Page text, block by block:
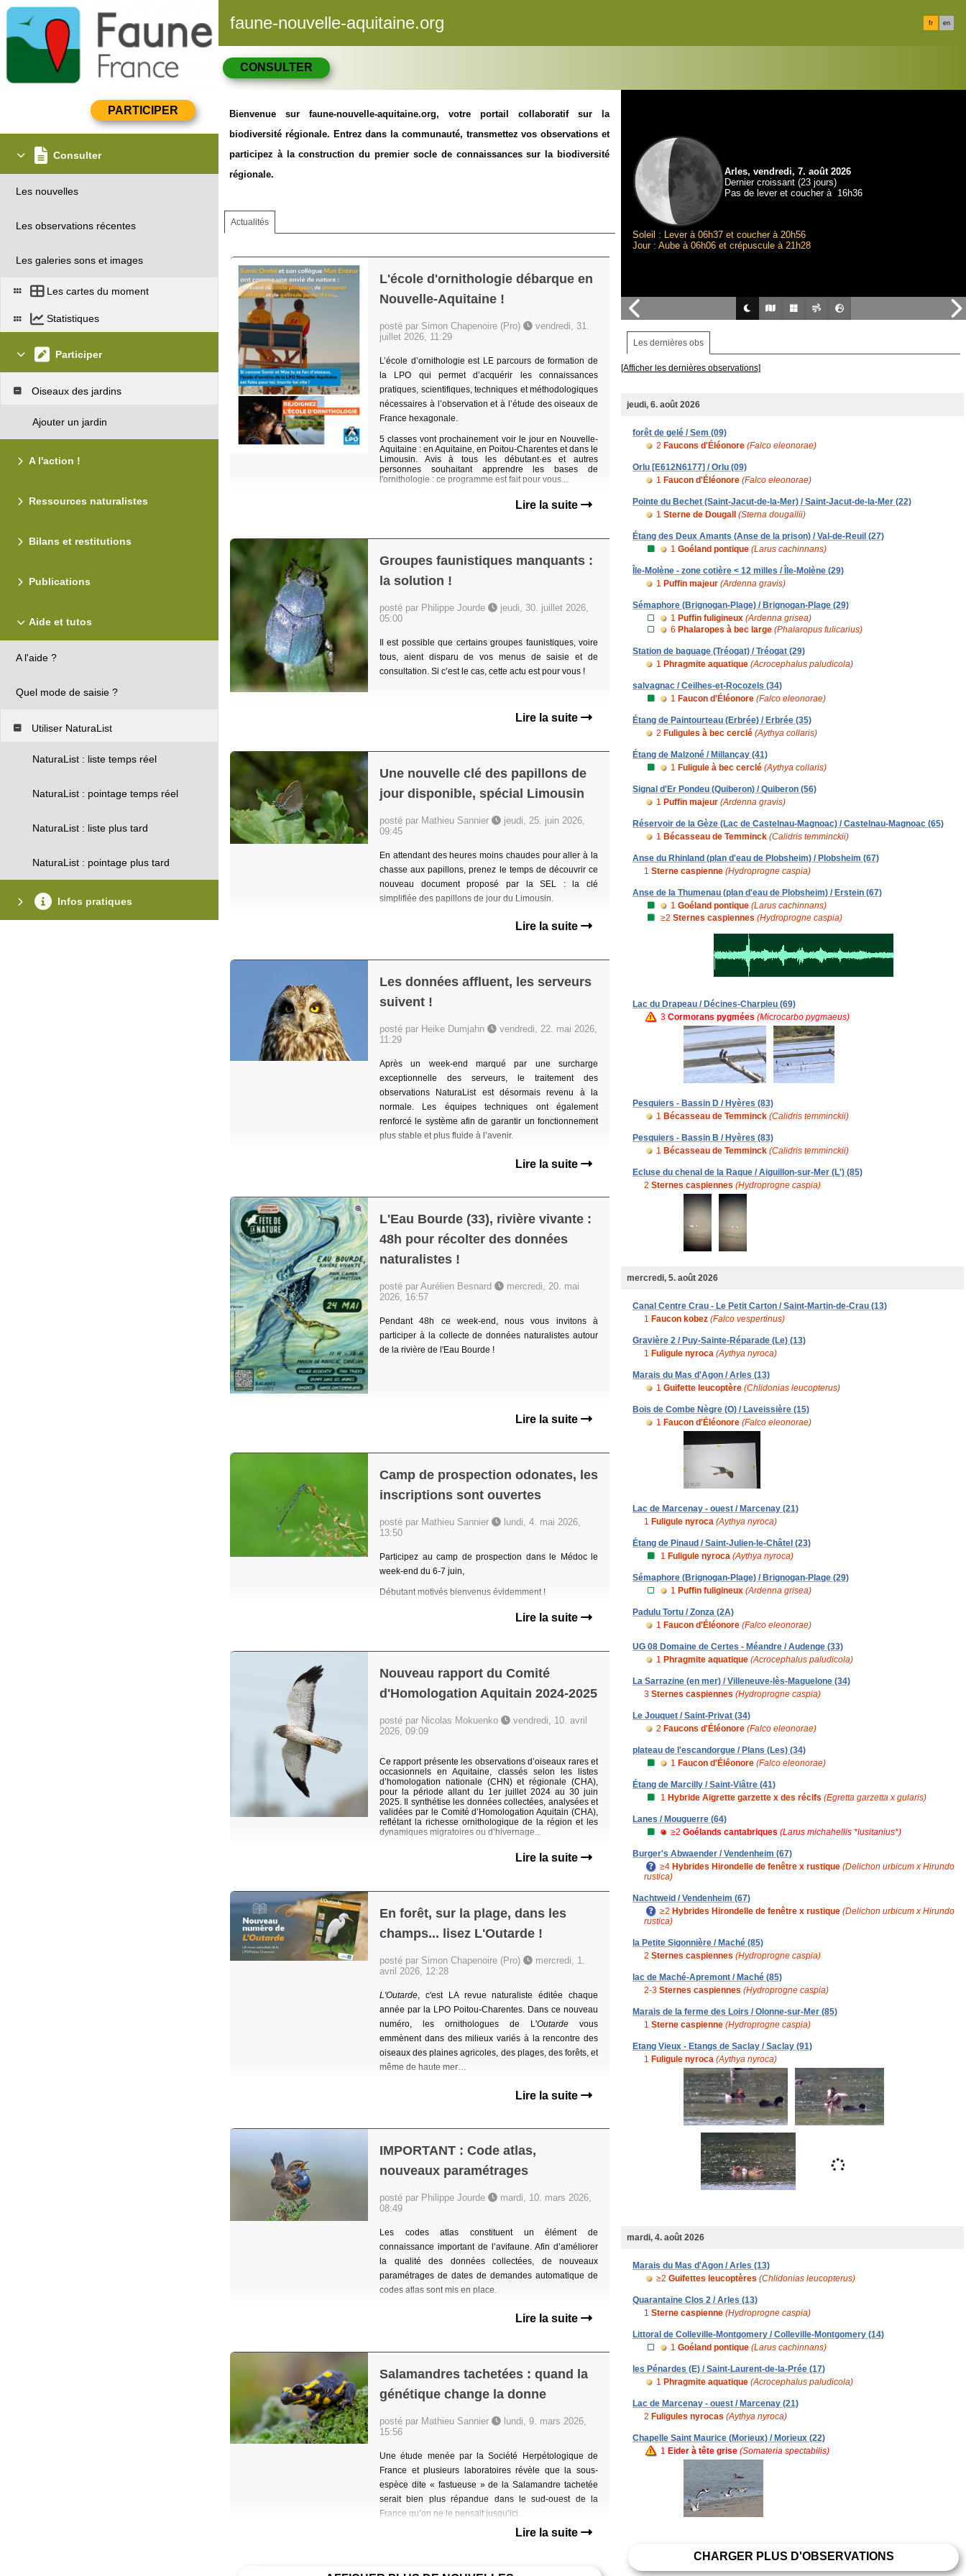
faune-nouvelle-aquitaine.org fr en
Consulter
Les nouvelles
Les observations récentes
Les galeries sons et images
Les cartes du moment
Statistiques
Participer
Oiseaux des jardins
Ajouter un jardin
A l'action !
Ressources naturalistes
Bilans et restitutions
Publications
Aide et tutos
A l'aide ?
Quel mode de saisie ?
Utiliser NaturaList
NaturaList : liste temps réel
NaturaList : pointage temps réel
NaturaList : liste plus tard
NaturaList : pointage plus tard
Infos pratiques
CONSULTER
Arles, vendredi, 7. août 2026
Dernier croissant (23 jours)
Pas de lever et coucher à 16h36
Soleil : Lever à 06h37 et coucher à 20h56
Jour : Aube à 06h06 et crépuscule à 21h28
Les dernières obs
[Afficher les dernières observations]
jeudi, 6. août 2026
forêt de gelé / Sem (09)
2 Faucons d'Éléonore (Falco eleonorae)
Orlu [E612N6177] / Orlu (09)
1 Faucon d'Éléonore (Falco eleonorae)
Pointe du Bechet (Saint-Jacut-de-la-Mer) / Saint-Jacut-de-la-Mer (22)
1 Sterne de Dougall (Sterna dougallii)
Étang des Deux Amants (Anse de la prison) / Val-de-Reuil (27)
1 Goéland pontique (Larus cachinnans)
Île-Molène - zone cotière < 12 milles / Île-Molène (29)
1 Puffin majeur (Ardenna gravis)
Sémaphore (Brignogan-Plage) / Brignogan-Plage (29)
1 Puffin fuligineux (Ardenna grisea)
6 Phalaropes à bec large (Phalaropus fulicarius)
Station de baguage (Tréogat) / Tréogat (29)
1 Phragmite aquatique (Acrocephalus paludicola)
salvagnac / Ceilhes-et-Rocozels (34)
1 Faucon d'Éléonore (Falco eleonorae)
Étang de Paintourteau (Erbrée) / Erbrée (35)
2 Fuligules à bec cerclé (Aythya collaris)
Étang de Malzoné / Millançay (41)
1 Fuligule à bec cerclé (Aythya collaris)
Signal d'Er Pondeu (Quiberon) / Quiberon (56)
1 Puffin majeur (Ardenna gravis)
Réservoir de la Gèze (Lac de Castelnau-Magnoac) / Castelnau-Magnoac (65)
1 Bécasseau de Temminck (Calidris temminckii)
Anse du Rhinland (plan d'eau de Plobsheim) / Plobsheim (67)
1 Sterne caspienne (Hydroprogne caspia)
Anse de la Thumenau (plan d'eau de Plobsheim) / Erstein (67)
1 Goéland pontique (Larus cachinnans)
≥2 Sternes caspiennes (Hydroprogne caspia)
Lac du Drapeau / Décines-Charpieu (69)
3 Cormorans pygmées (Microcarbo pygmaeus)
Pesquiers - Bassin D / Hyères (83)
1 Bécasseau de Temminck (Calidris temminckii)
Pesquiers - Bassin B / Hyères (83)
1 Bécasseau de Temminck (Calidris temminckii)
Ecluse du chenal de la Raque / Aiguillon-sur-Mer (L') (85)
2 Sternes caspiennes (Hydroprogne caspia)
mercredi, 5. août 2026
Canal Centre Crau - Le Petit Carton / Saint-Martin-de-Crau (13)
1 Faucon kobez (Falco vespertinus)
Gravière 2 / Puy-Sainte-Réparade (Le) (13)
1 Fuligule nyroca (Aythya nyroca)
Marais du Mas d'Agon / Arles (13)
1 Guifette leucoptère (Chlidonias leucopterus)
Bois de Combe Nègre (O) / Laveissière (15)
1 Faucon d'Éléonore (Falco eleonorae)
Lac de Marcenay - ouest / Marcenay (21)
1 Fuligule nyroca (Aythya nyroca)
Étang de Pinaud / Saint-Julien-le-Châtel (23)
1 Fuligule nyroca (Aythya nyroca)
Sémaphore (Brignogan-Plage) / Brignogan-Plage (29)
1 Puffin fuligineux (Ardenna grisea)
Padulu Tortu / Zonza (2A)
1 Faucon d'Éléonore (Falco eleonorae)
UG 08 Domaine de Certes - Méandre / Audenge (33)
1 Phragmite aquatique (Acrocephalus paludicola)
La Sarrazine (en mer) / Villeneuve-lès-Maguelone (34)
3 Sternes caspiennes (Hydroprogne caspia)
Le Jouquet / Saint-Privat (34)
2 Faucons d'Éléonore (Falco eleonorae)
plateau de l'escandorgue / Plans (Les) (34)
1 Faucon d'Éléonore (Falco eleonorae)
Étang de Marcilly / Saint-Viâtre (41)
1 Hybride Aigrette garzette x des récifs (Egretta garzetta x gularis)
Lanes / Mouguerre (64)
≥2 Goélands cantabriques (Larus michahellis *lusitanius*)
Burger's Abwaender / Vendenheim (67)
≥4 Hybrides Hirondelle de fenêtre x rustique (Delichon urbicum x Hirundo
rustica)
Nachtweid / Vendenheim (67)
≥2 Hybrides Hirondelle de fenêtre x rustique (Delichon urbicum x Hirundo
rustica)
la Petite Sigonnière / Maché (85)
2 Sternes caspiennes (Hydroprogne caspia)
lac de Maché-Apremont / Maché (85)
2-3 Sternes caspiennes (Hydroprogne caspia)
Marais de la ferme des Loirs / Olonne-sur-Mer (85)
1 Sterne caspienne (Hydroprogne caspia)
Etang Vieux - Etangs de Saclay / Saclay (91)
1 Fuligule nyroca (Aythya nyroca)
mardi, 4. août 2026
Marais du Mas d'Agon / Arles (13)
≥2 Guifettes leucoptères (Chlidonias leucopterus)
Quarantaine Clos 2 / Arles (13)
1 Sterne caspienne (Hydroprogne caspia)
Littoral de Colleville-Montgomery / Colleville-Montgomery (14)
1 Goéland pontique (Larus cachinnans)
les Pénardes (E) / Saint-Laurent-de-la-Prée (17)
1 Phragmite aquatique (Acrocephalus paludicola)
Lac de Marcenay - ouest / Marcenay (21)
2 Fuligules nyrocas (Aythya nyroca)
Chapelle Saint Maurice (Morieux) / Morieux (22)
1 Eider à tête grise (Somateria spectabilis)
CHARGER PLUS D'OBSERVATIONS
Bienvenue sur faune-nouvelle-aquitaine.org, votre portail collaboratif sur la
biodiversité régionale. Entrez dans la communauté, transmettez vos observations et
participez à la construction du premier socle de connaissances sur la biodiversité
régionale.
Actualités
L'école d'ornithologie débarque en
Nouvelle-Aquitaine !
posté par Simon Chapenoire (Pro)
vendredi, 31.
juillet 2026, 11:29
L’école d’ornithologie est LE parcours de formation de
la LPO qui permet d’acquérir les connaissances
pratiques, scientifiques, techniques et méthodologiques
nécessaires à l’observation et à l’étude des oiseaux de
France hexagonale.
5 classes vont prochainement voir le jour en Nouvelle-
Aquitaine : en Aquitaine, en Poitou-Charentes et dans le
Limousin. Avis à tous les débutant·es et autres
personnes souhaitant apprendre les bases de
l'ornithologie : ce programme est fait pour vous...
Lire la suite
Groupes faunistiques manquants :
la solution !
posté par Philippe Jourde
jeudi, 30. juillet 2026,
05:00
Il est possible que certains groupes faunistiques, voire
tous, aient disparu de vos menus de saisie et de
consultation. Si c’est le cas, cette actu est pour vous !
Lire la suite
Une nouvelle clé des papillons de
jour disponible, spécial Limousin
posté par Mathieu Sannier
jeudi, 25. juin 2026,
09:45
En attendant des heures moins chaudes pour aller à la
chasse aux papillons, prenez le temps de découvrir ce
nouveau document proposé par la SEL : la clé
simplifiée des papillons de jour du Limousin.
Lire la suite
Les données affluent, les serveurs
suivent !
posté par Heike Dumjahn
vendredi, 22. mai 2026,
11:29
Après un week-end marqué par une surcharge
exceptionnelle des serveurs, le traitement des
observations NaturaList est désormais revenu à la
normale. Les équipes techniques ont également
renforcé le système afin de garantir un fonctionnement
plus stable et plus fluide à l’avenir.
Lire la suite
L'Eau Bourde (33), rivière vivante :
48h pour récolter des données
naturalistes !
posté par Aurélien Besnard
mercredi, 20. mai
2026, 16:57
Pendant 48h ce week-end, nous vous invitons à
participer à la collecte de données naturalistes autour
de la rivière de l'Eau Bourde !
Lire la suite
Camp de prospection odonates, les
inscriptions sont ouvertes
posté par Mathieu Sannier
lundi, 4. mai 2026,
13:50
Participez au camp de prospection dans le Médoc le
week-end du 6-7 juin,
Débutant motivés bienvenus évidemment !
Lire la suite
Nouveau rapport du Comité
d'Homologation Aquitain 2024-2025
posté par Nicolas Mokuenko
vendredi, 10. avril
2026, 09:09
Ce rapport présente les observations d’oiseaux rares et
occasionnels en Aquitaine, classés selon les listes
d’homologation nationale (CHN) et régionale (CHA),
pour la période allant du 1er juillet 2024 au 30 juin
2025. Il synthétise les données collectées, analysées et
validées par le Comité d’Homologation Aquitain (CHA),
reflétant la richesse ornithologique de la région et les
dynamiques migratoires ou d’hivernage...
Lire la suite
En forêt, sur la plage, dans les
champs... lisez L'Outarde !
posté par Simon Chapenoire (Pro)
mercredi, 1.
avril 2026, 12:28
L'Outarde, c'est LA revue naturaliste éditée chaque
année par la LPO Poitou-Charentes. Dans ce nouveau
numéro, les ornithologues de L'Outarde vous
emmènent dans des milieux variés à la rencontre des
oiseaux des plaines agricoles, des plages, des forêts, et
même de haute mer…
Lire la suite
IMPORTANT : Code atlas,
nouveaux paramétrages
posté par Philippe Jourde
mardi, 10. mars 2026,
08:49
Les codes atlas constituent un élément de
connaissance important de l’avifaune. Afin d’améliorer
la qualité des données collectées, de nouveaux
paramétrages de dates de demandes automatique de
codes atlas sont mis en place.
Lire la suite
Salamandres tachetées : quand la
génétique change la donne
posté par Mathieu Sannier
lundi, 9. mars 2026,
15:56
Une étude menée par la Société Herpétologique de
France et plusieurs laboratoires révèle que la sous-
espèce dite « fastueuse » de la Salamandre tachetée
serait bien plus répandue dans le sud-ouest de la
France qu’on ne le pensait jusqu’ici.
Lire la suite